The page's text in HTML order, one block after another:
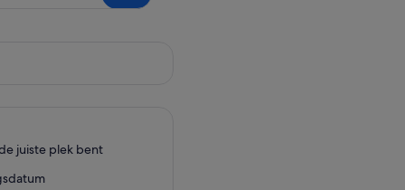
juiste plek bent